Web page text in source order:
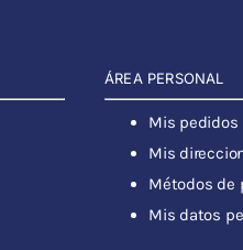
ÁREA PERSONAL
Mis pedidos
Mis
Métodos de
Mis datos